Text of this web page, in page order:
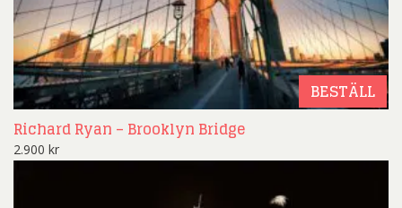
BESTÄLL
Richard Ryan – Brooklyn Bridge
2.900 kr